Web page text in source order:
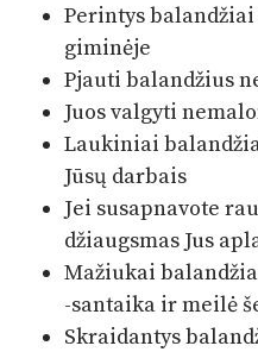
Perintys
giminėje
Pjauti balandžius
Juos valgyti
Laukiniai
Jūsų darbais
Jei susapnavote
džiaugsmas Jus
Mažiukai
-santaika ir meilė
Skraidantys